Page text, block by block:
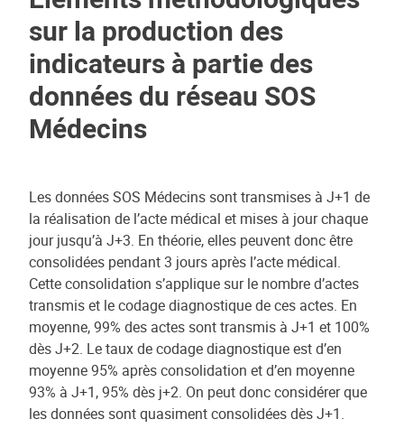
sur la production des
indicateurs à partie des
données du réseau SOS
Médecins
Les données SOS Médecins sont transmises à J+1 de
la réalisation de l’acte médical et mises à jour chaque
jour jusqu’à J+3. En théorie, elles peuvent donc être
consolidées pendant 3 jours après l’acte médical.
Cette consolidation s’applique sur le nombre d’actes
transmis et le codage diagnostique de ces actes. En
moyenne, 99% des actes sont transmis à J+1 et 100%
dès J+2. Le taux de codage diagnostique est d’en
moyenne 95% après consolidation et d’en moyenne
93% à J+1, 95% dès j+2. On peut donc considérer que
les données sont quasiment consolidées dès J+1.